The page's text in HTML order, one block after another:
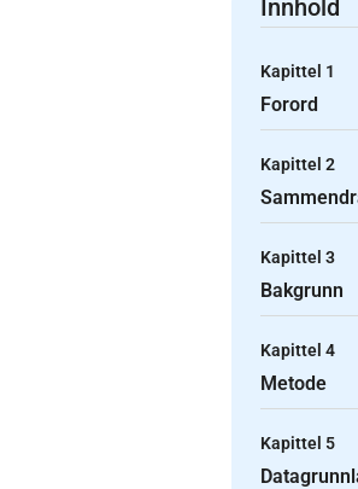
Innhold
Kapittel 1
Forord
Kapittel 2
Kapittel 3
Bakgrunn
Kapittel 4
Metode
Kapittel 5